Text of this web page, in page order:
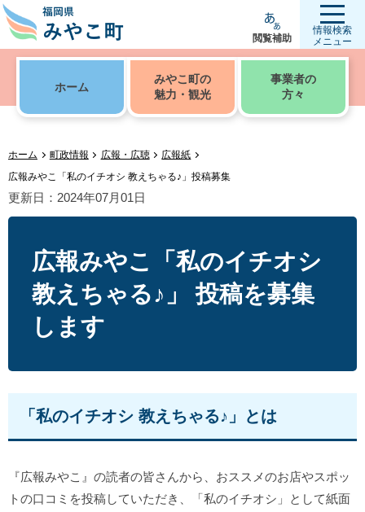
閲覧補助
情報検索
メニュー
ホーム
みやこ町の
魅力・観光
事業者の
方々
ホーム 町政情報 広報・広聴
広報紙
広報みやこ「私のイチオシ 教えちゃる♪」投稿募集
更新日：2024年07月01日
広報みやこ「私のイチオシ
教えちゃる♪」 投稿を募集
します
「私のイチオシ 教えちゃる♪」とは
『広報みやこ』の読者の皆さんから、おススメのお店やスポッ
トの口コミを投稿していただき、「私のイチオシ」として紙面